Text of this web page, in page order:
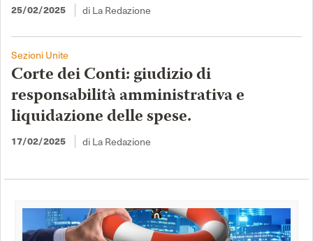
25/02/2025 di La Redazione
Sezioni Unite
Corte dei Conti: giudizio di
responsabilità amministrativa e
liquidazione delle spese.
17/02/2025 di La Redazione